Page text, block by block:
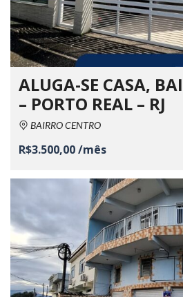
ALUGA-SE CASA,
– PORTO REAL – RJ
BAIRRO CENTRO
R$3.500,00 /mês